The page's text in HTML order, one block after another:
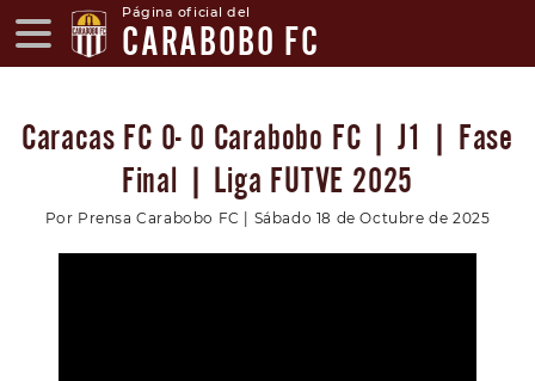
Página oficial del
CARABOBO FC
Caracas FC 0- 0 Carabobo FC | J1 | Fase
Final | Liga FUTVE 2025
Por Prensa Carabobo FC | Sábado 18 de Octubre de 2025